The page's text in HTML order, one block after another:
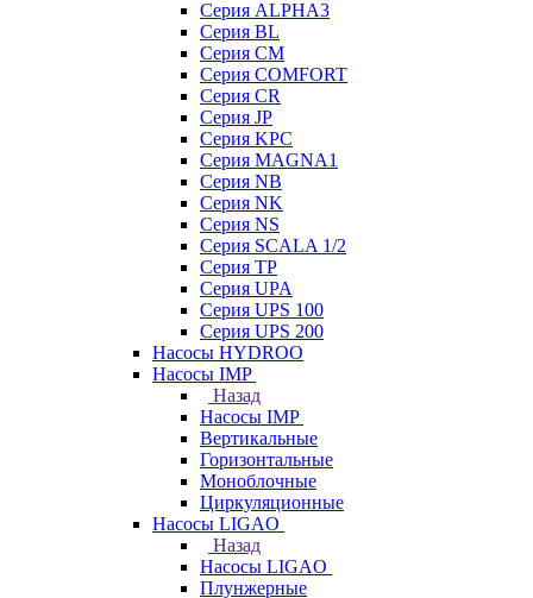
Серия ALPHA3
Серия BL
Серия CM
Серия COMFORT
Серия CR
Серия JP
Серия KPC
Серия MAGNA1
Серия NB
Серия NK
Серия NS
Серия SCALA 1/2
Серия TP
Серия UPA
Серия UPS 100
Серия UPS 200
Насосы HYDROO
Насосы IMP
Назад
Насосы IMP
Вертикальные
Горизонтальные
Моноблочные
Циркуляционные
Насосы LIGAO
Назад
Насосы LIGAO
Плунжерные